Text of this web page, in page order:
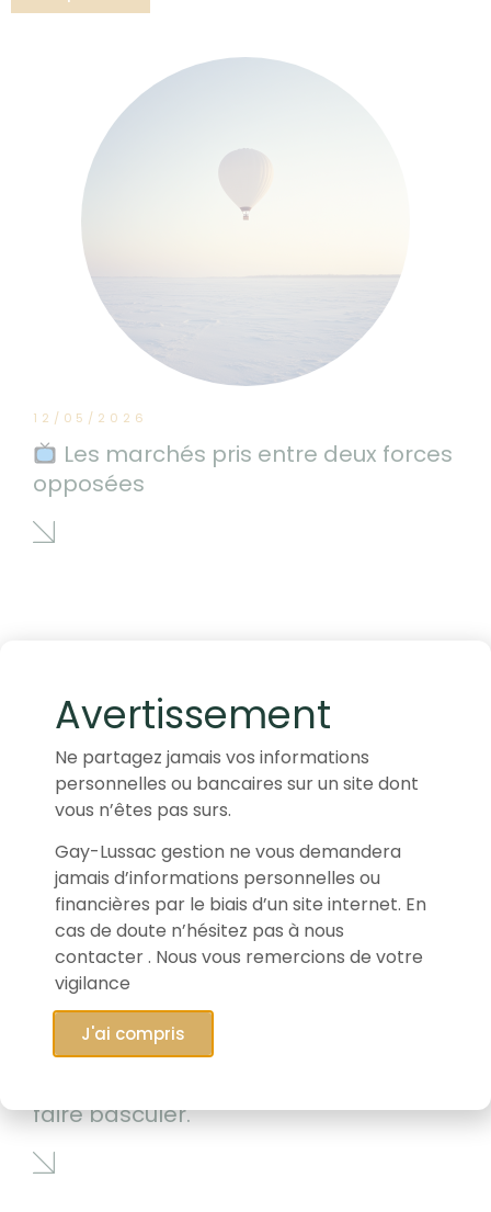
12/05/2026
Les marchés pris entre deux forces
opposées
faire basculer.
Avertissement
Ne partagez jamais vos informations
personnelles ou bancaires sur un site dont
vous n’êtes pas surs.
Gay-Lussac gestion ne vous demandera
jamais d’informations personnelles ou
financières par le biais d’un site internet. En
cas de doute n’hésitez pas à nous
contacter . Nous vous remercions de votre
vigilance
J'ai compris